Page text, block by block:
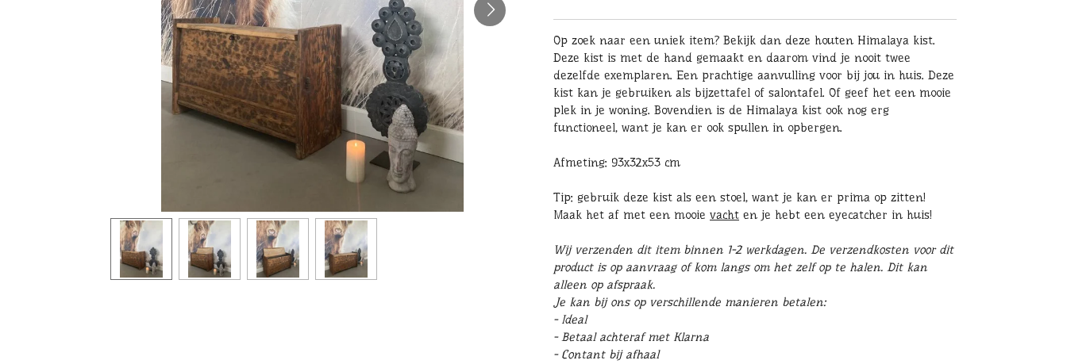
Op zoek naar een uniek item? Bekijk dan deze houten Himalaya kist.
Deze kist is met de hand gemaakt en daarom vind je nooit twee
dezelfde exemplaren. Een prachtige aanvulling voor bij jou in huis. Deze
kist kan je gebruiken als bijzettafel of salontafel. Of geef het een mooie
plek in je woning. Bovendien is de Himalaya kist ook nog erg
functioneel, want je kan er ook spullen in opbergen.
Afmeting: 93x32x53 cm
Tip: gebruik deze kist als een stoel, want je kan er prima op zitten!
Maak het af met een mooie vacht en je hebt een eyecatcher in huis!
Wij verzenden dit item binnen 1-2 werkdagen. De verzendkosten voor dit
product is op aanvraag of kom langs om het zelf op te halen. Dit kan
alleen op afspraak.
Je kan bij ons op verschillende manieren betalen:
- Ideal
- Betaal achteraf met Klarna
- Contant bij afhaal